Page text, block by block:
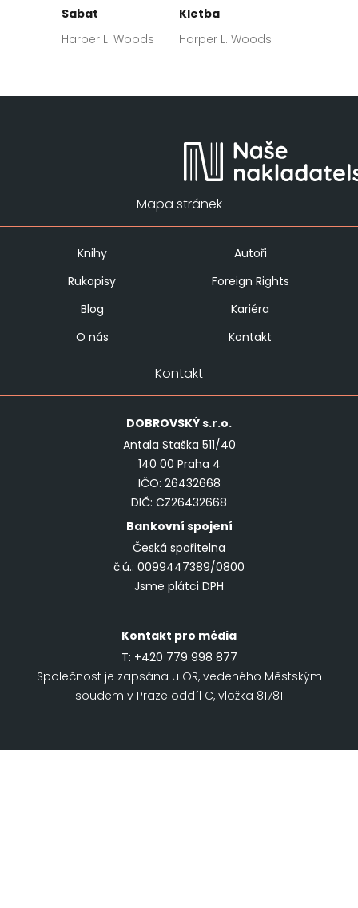
Sabat
Harper L. Woods
Kletba
Harper L. Woods
Mapa stránek
Knihy
Autoři
Rukopisy
Foreign Rights
Blog
Kariéra
O nás
Kontakt
Kontakt
DOBROVSKÝs.r.o.
Antala Staška 511/40
140 00 Praha 4
IČO: 26432668
DIČ: CZ26432668
Bankovní spojení
Česká spořitelna
č.ú.: 0099447389/0800
Jsme plátci DPH
Kontakt pro média
T: +420 779 998 877
Společnost je zapsána u OR, vedeného Městským
soudem v Praze oddíl C, vložka 81781